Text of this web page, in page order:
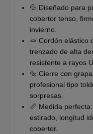
💦 Diseñado para
cobertor tenso,
invierno.
🪢 Cordón elástico
trenzado de alta
resistente a rayos
🔩 Cierre con
profesional tipo
sorpresas.
📏 Medida
estirado, longitud
cobertor.